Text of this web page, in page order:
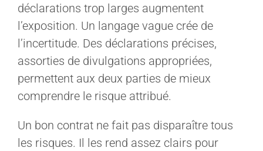
déclarations trop larges augmentent
l’exposition. Un langage vague crée de
l’incertitude. Des déclarations précises,
assorties de divulgations appropriées,
permettent aux deux parties de mieux
comprendre le risque attribué.
Un bon contrat ne fait pas disparaître tous
les risques. Il les rend assez clairs pour